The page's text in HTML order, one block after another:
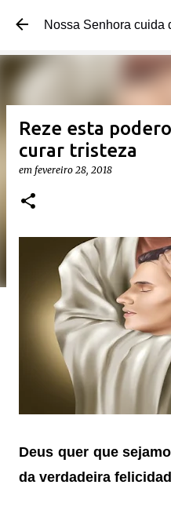
Pular para o
Nossa Senhora cuida
Reze esta
curar tristeza
em fevereiro 28, 2018
Deus quer que
da verdadeira